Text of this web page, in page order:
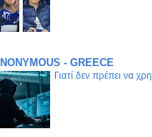
- GREECE
Γιατί δεν πρέπει να